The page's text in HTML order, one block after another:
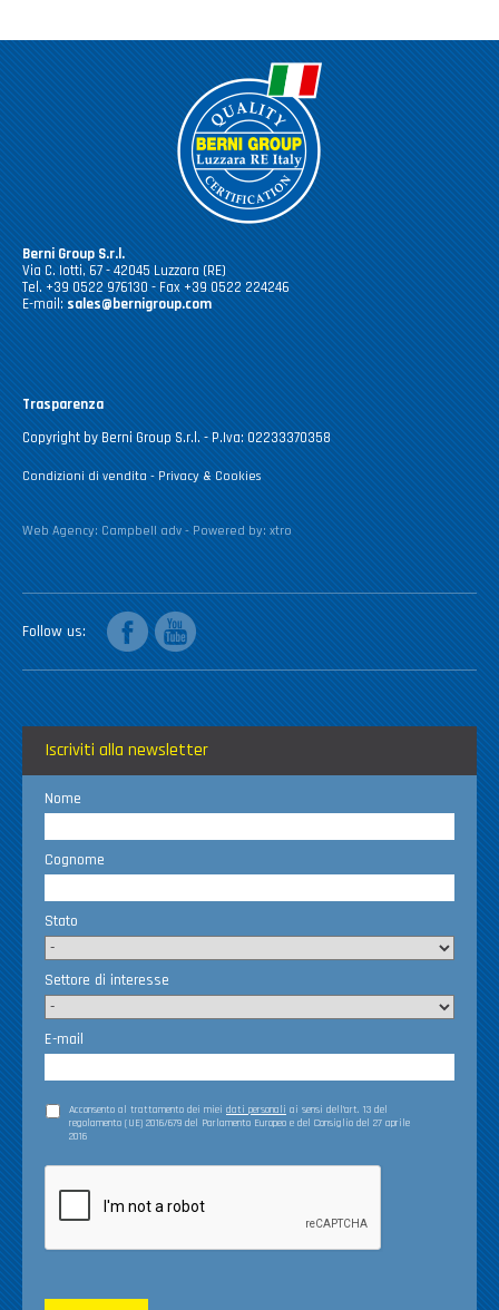
Berni Group S.r.l.
Via C. Iotti, 67 - 42045 Luzzara (RE)
Tel. +39 0522 976130 - Fax +39 0522 224246
E-mail: sales@bernigroup.com
Trasparenza
Copyright by Berni Group S.r.l. - P.Iva: 02233370358
Condizioni di vendita - Privacy & Cookies
Web Agency: Campbell adv - Powered by: xtro
Follow us
facebookyoutube
Iscriviti alla newsletter
Nome
Cognome
Stato
Settore di interesse
E-mail
Acconsento al trattamento dei miei dati personali ai sensi dell’art. 13 del
regolamento (UE) 2016/679 del Parlamento Europeo e del Consiglio del 27 aprile
2016